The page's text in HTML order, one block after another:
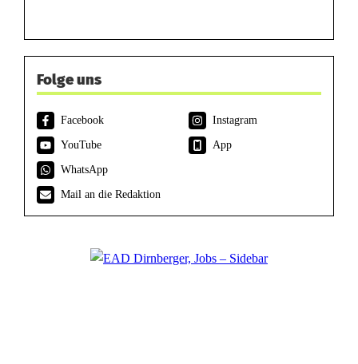
Folge uns
Facebook
Instagram
YouTube
App
WhatsApp
Mail an die Redaktion